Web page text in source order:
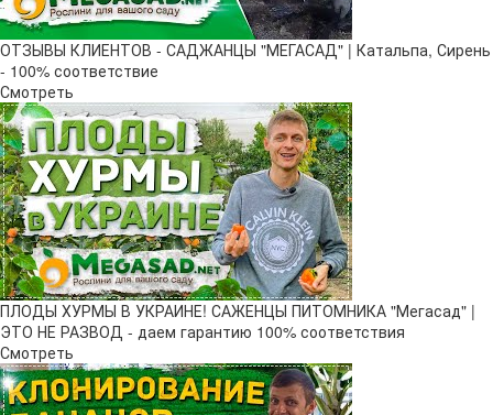
ОТЗЫВЫ КЛИЕНТОВ - САДЖАНЦЫ "МЕГАСАД" | Катальпа, Сирень
- 100% соответствие
Смотреть
ПЛОДЫ ХУРМЫ В УКРАИНЕ! САЖЕНЦЫ ПИТОМНИКА "Мегасад" |
ЭТО НЕ РАЗВОД - даем гарантию 100% соответствия
Смотреть